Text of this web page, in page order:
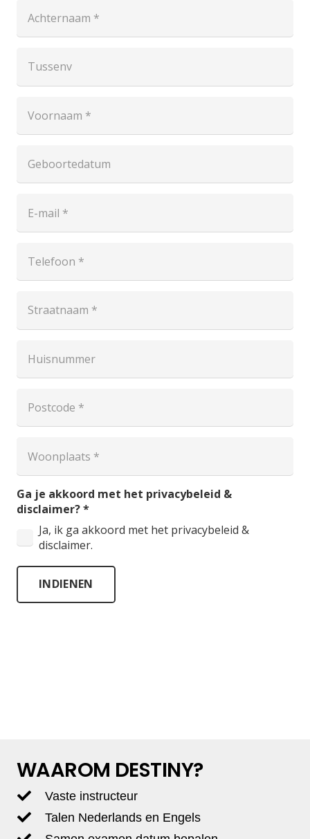
Ga je akkoord met het privacybeleid &
disclaimer?*
Ja, ik ga akkoord met het privacybeleid &
disclaimer.
INDIENEN
WAAROM DESTINY?
Vaste instructeur
Talen Nederlands en Engels